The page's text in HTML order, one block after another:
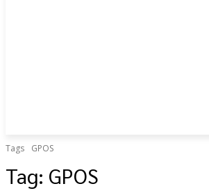
Tags GPOS
Tag: GPOS